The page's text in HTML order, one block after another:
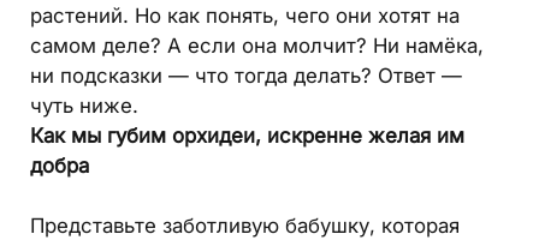
растений. Но как понять, чего они хотят на
самом деле? А если она молчит? Ни намёка,
ни подсказки — что тогда делать? Ответ —
чуть ниже.
Как мы губим орхидеи, искренне желая им
добра
Представьте заботливую бабушку, которая